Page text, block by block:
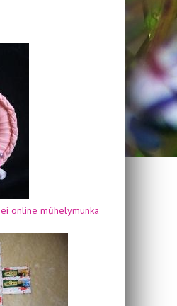
online műhelymunka